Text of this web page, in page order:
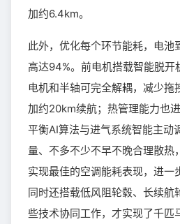
加约6.4km。
此外，优化每个环节能耗，电池
高达94%。前电机搭载智能脱开
电机和半轴可完全解耦，减少拖
加约20km续航；热管理能力也
平衡AI算法与进气系统智能主动
量、不多不少不早不晚合理散热
实现最佳的空调能耗表现，进一
同时还搭载低风阻轮毂、长续航
些技术协同工作，才实现了千匹